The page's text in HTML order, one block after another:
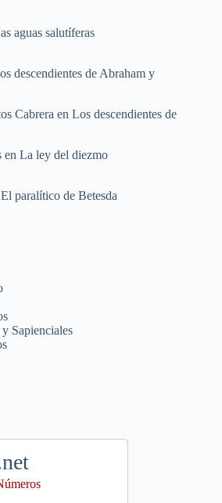
aguas salutíferas
descendientes de Abraham y
Cabrera en Los descendientes de
en La ley del diezmo
El paralítico de Betesda
Sapienciales